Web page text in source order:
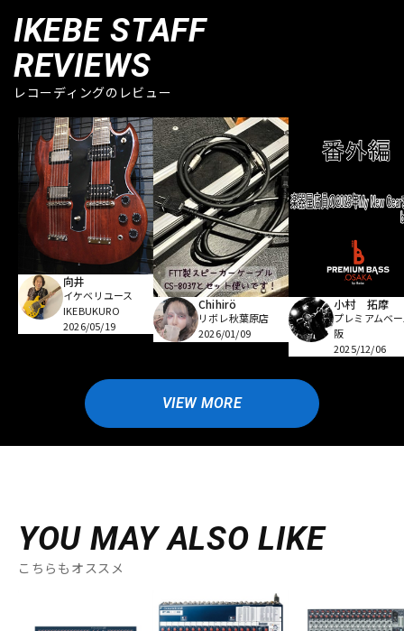
IKEBE STAFF
REVIEWS
レコーディングのレビュー
向井
イケベリユース
IKEBUKURO
2026/05/19
Chihirö
リボレ秋葉原店
2026/01/09
小村 拓摩
プレミアムベ
阪
2025/12/06
VIEW MORE
YOU MAY ALSO LIKE
こちらもオススメ